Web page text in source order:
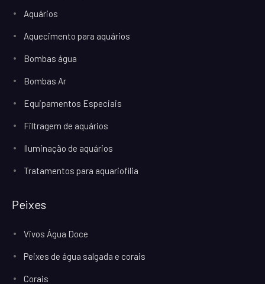
Aquários
Aquecimento para aquários
Bombas água
Bombas Ar
Equipamentos Especiais
Filtragem de aquários
Iluminação de aquários
Tratamentos para aquariofilia
Peixes
Vivos Água Doce
Peixes de água salgada e corais
Corais